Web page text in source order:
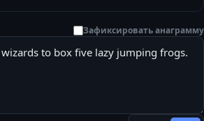
Зафиксировать анаграмму